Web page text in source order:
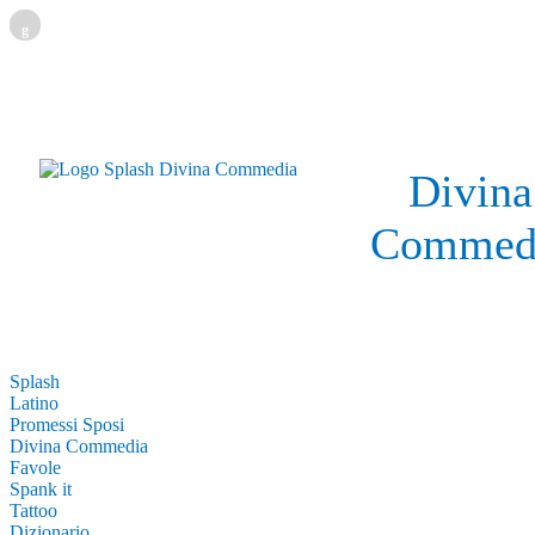
g
Divina
Splash
Latino
Promessi Sposi
Divina Commedia
Favole
Spank it
Tattoo